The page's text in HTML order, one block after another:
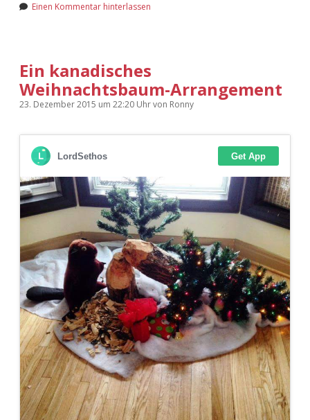
Einen Kommentar hinterlassen
Ein kanadisches
Weihnachtsbaum-Arrangement
23. Dezember 2015 um 22:20 Uhrvon Ronny